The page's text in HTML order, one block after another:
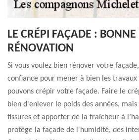
LE CRÉPI FAÇADE :
RÉNOVATION
Si vous voulez bien rénover votre
confiance pour mener à bien les travaux
pouvons crépir votre façade. Faire le
bien d'enlever le poids des années,
fissures et apporter de la fraîcheur à
protège la façade de l'humidité, des